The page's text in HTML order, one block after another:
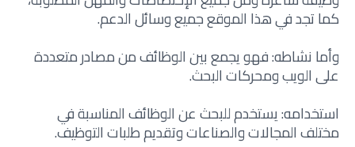
كما تجد في هذا الموقع جميع وسائل الدعم.
وأما نشاطه: فهو يجمع بين الوظائف من مصادر متعددة
على الويب ومحركات البحث.
استخدامه: يستخدم للبحث عن الوظائف المناسبة في
مختلف المجالات والصناعات وتقديم طلبات التوظيف.